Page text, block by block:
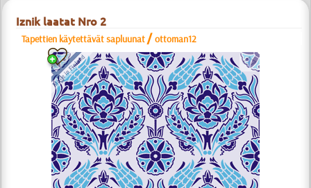
Iznik laatat Nro 2
Tapettien käytettävät sapluunat /ottoman12
a